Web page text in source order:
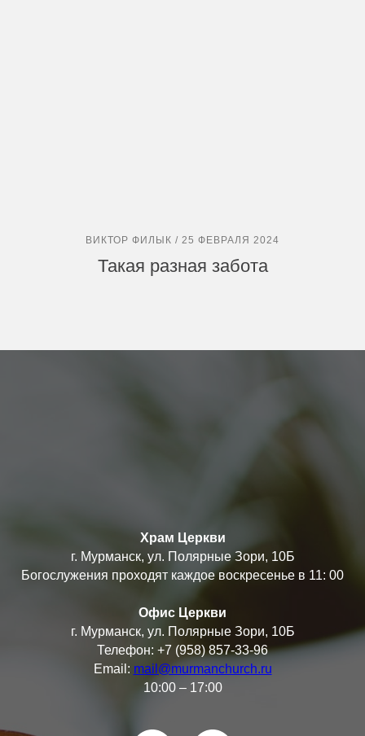
ВИКТОР ФИЛЫК / 25 ФЕВРАЛЯ 2024
Такая разная забота
Храм Церкви
г. Мурманск, ул. Полярные Зори, 10Б
Богослужения проходят каждое воскресенье в 11: 00
Офис Церкви
г. Мурманск, ул. Полярные Зори, 10Б
Телефон: +7 (958) 857-33-96
Email: mail@murmanchurch.ru
10:00 – 17:00